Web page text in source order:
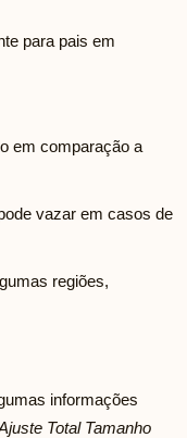
para pais em
em comparação a
vazar em casos de
regiões,
informações
Total Tamanho